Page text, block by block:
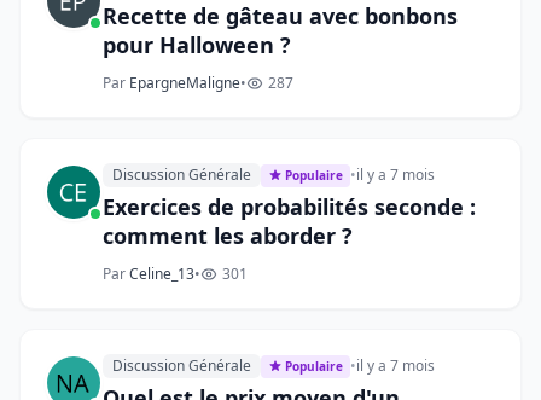
Recette de gâteau avec bonbons
pour Halloween ?
Par EpargneMaligne• 287
Discussion Générale Populaire •il y a 7 mois
Exercices de probabilités seconde :
comment les aborder ?
ParCeline_13• 301
Discussion Générale Populaire •il y a 7 mois